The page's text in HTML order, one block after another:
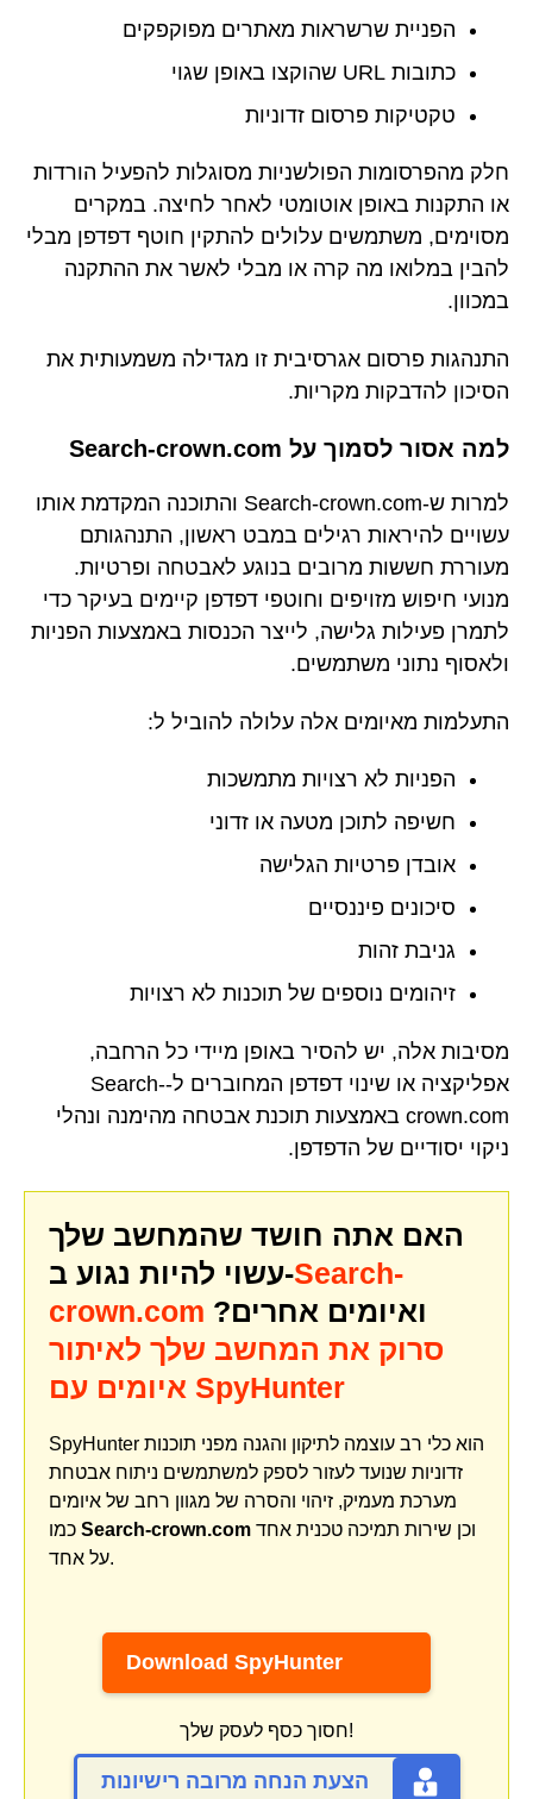
הפניית שרשראות מאתרים מפוקפקים
כתובות URL שהוקצו באופן שגוי
טקטיקות פרסום זדוניות
חלק מהפרסומות הפולשניות מסוגלות להפעיל הורדות
או התקנות באופן אוטומטי לאחר לחיצה. במקרים
מסוימים, משתמשים עלולים להתקין חוטף דפדפן מבלי
להבין במלואו מה קרה או מבלי לאשר את ההתקנה
במכוון.
התנהגות פרסום אגרסיבית זו מגדילה משמעותית את
הסיכון להדבקות מקריות.
למה אסור לסמוך על Search-crown.com
למרות ש-Search-crown.com והתוכנה המקדמת אותו
עשויים להיראות רגילים במבט ראשון, התנהגותם
מעוררת חששות מרובים בנוגע לאבטחה ופרטיות.
מנועי חיפוש מזויפים וחוטפי דפדפן קיימים בעיקר כדי
לתמרן פעילות גלישה, לייצר הכנסות באמצעות הפניות
ולאסוף נתוני משתמשים.
התעלמות מאיומים אלה עלולה להוביל ל:
הפניות לא רצויות מתמשכות
חשיפה לתוכן מטעה או זדוני
אובדן פרטיות הגלישה
סיכונים פיננסיים
גניבת זהות
זיהומים נוספים של תוכנות לא רצויות
מסיבות אלה, יש להסיר באופן מיידי כל הרחבה,
אפליקציה או שינוי דפדפן המחוברים ל-Search-
crown.com באמצעות תוכנת אבטחה מהימנה ונהלי
ניקוי יסודיים של הדפדפן.
האם אתה חושד שהמחשב שלך
עשוי להיות נגוע ב-Search-
crown.com ואיומים אחרים?
סרוק את המחשב שלך לאיתור
איומים עם SpyHunter
SpyHunter הוא כלי רב עוצמה לתיקון והגנה מפני תוכנות
זדוניות שנועד לעזור לספק למשתמשים ניתוח אבטחת
מערכת מעמיק, זיהוי והסרה של מגוון רחב של איומים
Search-crown.com
על אחד.
Download SpyHunter
חסוך כסף לעסק שלך!
הצעת הנחה מרובה רישיונות